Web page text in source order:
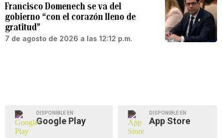
Francisco Domenech se va del
gobierno “con el corazón lleno de
gratitud”
7 de agosto de 2026 a las 12:12 p.m.
DISPONIBLE EN
Google Play
DISPONIBLE EN
App Store